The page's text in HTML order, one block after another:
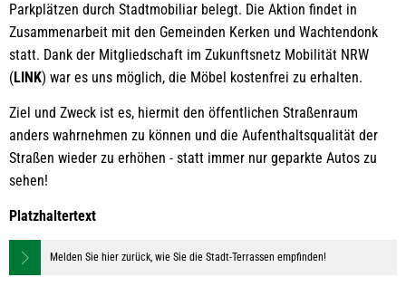
Parkplätzen durch Stadtmobiliar belegt. Die Aktion findet in
Zusammenarbeit mit den Gemeinden Kerken und Wachtendonk
statt. Dank der Mitgliedschaft im Zukunftsnetz Mobilität NRW
(LINK) war es uns möglich, die Möbel kostenfrei zu erhalten.
Ziel und Zweck ist es, hiermit den öffentlichen Straßenraum
anders wahrnehmen zu können und die Aufenthaltsqualität der
Straßen wieder zu erhöhen - statt immer nur geparkte Autos zu
sehen!
Platzhaltertext
Melden Sie hier zurück, wie Sie die Stadt-Terrassen empfinden!